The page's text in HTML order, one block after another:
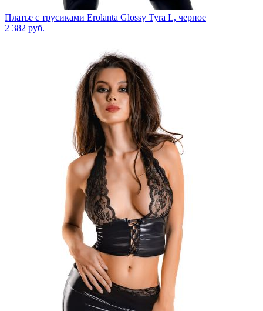
Платье с трусиками Erolanta Glossy Tyra L, черное
2 382 руб.